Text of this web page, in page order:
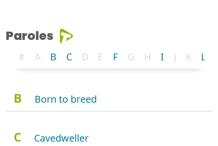
Paroles
# A B C D E F G H I J K L
B Born to breed
C
Cavedweller